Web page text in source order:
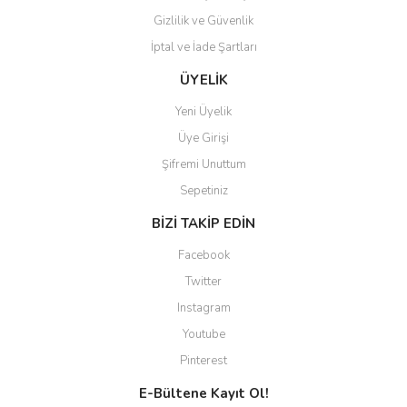
Gönder
Gizlilik ve Güvenlik
İptal ve İade Şartları
ÜYELİK
Yeni Üyelik
Üye Girişi
Şifremi Unuttum
Sepetiniz
BİZİ TAKİP EDİN
Facebook
Twitter
Instagram
Youtube
Pinterest
E-Bültene Kayıt Ol!